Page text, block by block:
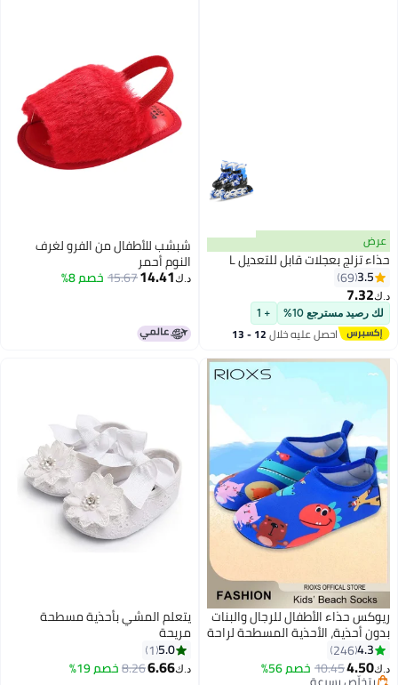
عرض
حذاء تزلج بعجلات قابل للتعديل L
3.5
69
د.ك‏7.32
لك رصيد مسترجع 10% + 1
احصل عليه خلال 12 - 13
شبشب للأطفال من الفرو لغرف
النوم أحمر
د.ك‏14.41
15.67خصم 8%
13
ريوكس حذاء الأطفال للرجال والبنات
بدون أحذية، الأحذية المسطحة لراحة
القدمين للأطفال، أحذية الصيف على
الشاطئ للمبتسرين والأطفال
الصغار، أحذية رياضية بدون أحذية
4.3
246
د.ك‏4.50
10.45خصم 56% 2
يتعلم المشي بأحذية مسطحة
مريحة
5.0
1
د.ك‏6.66
8.26خصم 19%